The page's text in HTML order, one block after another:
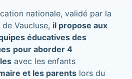
nationale, validé par la
Vaucluse, il propose aux
éducatives des
pour aborder 4
avec les enfants
et les parentslors du